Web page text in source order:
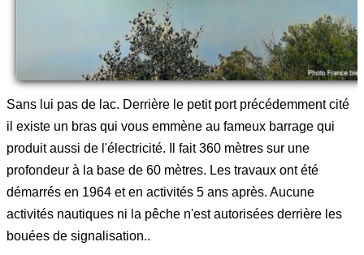
Sans lui pas de lac. Derrière le petit port précédemment cité
il existe un bras qui vous emmène au fameux barrage qui
produit aussi de l'électricité. Il fait 360 mètres sur une
profondeur à la base de 60 mètres. Les travaux ont été
démarrés en 1964 et en activités 5 ans après. Aucune
activités nautiques ni la pêche n'est autorisées derrière les
bouées de signalisation..